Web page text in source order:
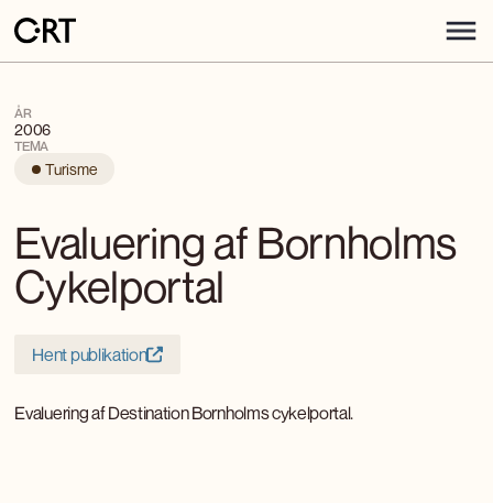
ÅR
2006
TEMA
Turisme
Evaluering af Bornholms
Cykelportal
Hent publikation
Evaluering af Destination Bornholms cykelportal.